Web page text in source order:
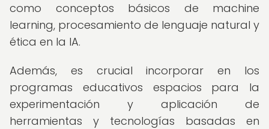
como conceptos básicos de machine
learning, procesamiento de lenguaje natural y
ética en la IA.
Además, es crucial incorporar en los
programas educativos espacios para la
experimentación y aplicación de
herramientas y tecnologías basadas en